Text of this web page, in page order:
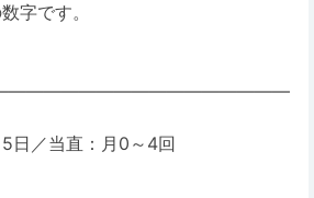
字です。
日／当直：月0～4回